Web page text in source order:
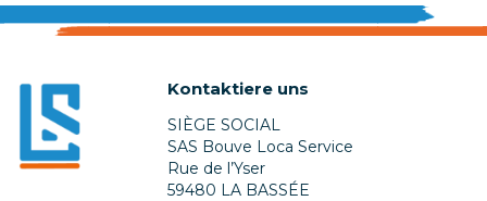
Kontaktiere uns
SIÈGE SOCIAL
SAS Bouve Loca Service
Rue de l’Yser
59480 LA BASSÉE